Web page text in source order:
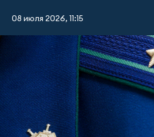
08 июля 2026, 11:15